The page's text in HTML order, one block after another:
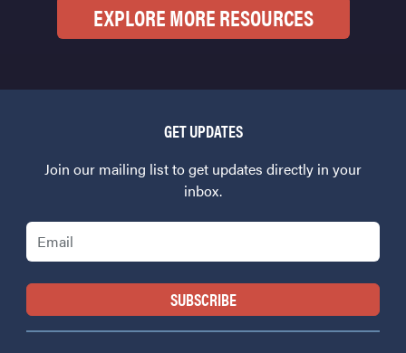
EXPLORE MORE RESOURCES
GET UPDATES
Join our mailing list to get updates directly in your
inbox.
Email